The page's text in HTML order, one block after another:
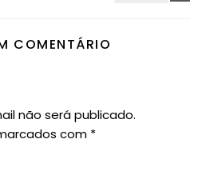
COMENTÁRIO
não será publicado.
com *